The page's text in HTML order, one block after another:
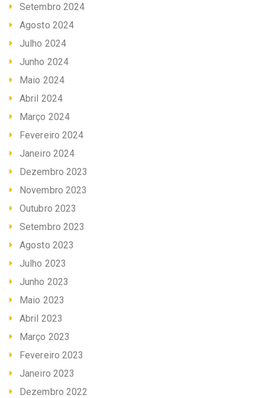
Setembro 2024
Agosto 2024
Julho 2024
Junho 2024
Maio 2024
Abril 2024
Março 2024
Fevereiro 2024
Janeiro 2024
Dezembro 2023
Novembro 2023
Outubro 2023
Setembro 2023
Agosto 2023
Julho 2023
Junho 2023
Maio 2023
Abril 2023
Março 2023
Fevereiro 2023
Janeiro 2023
Dezembro 2022